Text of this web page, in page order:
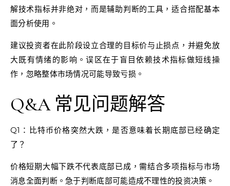
解技术指标并非绝对，而是辅助判断的工具，适合搭配基本
面分析使用。
建议投资者在此阶段设立合理的目标价与止损点，并避免放
大既有情绪的影响。误区在于盲目依赖技术指标做短线操
作，忽略整体市场情况可能导致亏损。
Q&A 常见问题解答
Q1：比特币价格突然大跌，是否意味着长期底部已经确定
了？
价格短期大幅下跌不代表底部已成，需结合多项指标与市场
消息全面判断。急于判断底部可能造成不理性的投资决策。